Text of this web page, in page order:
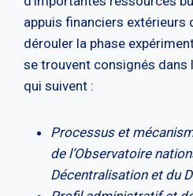
appuis financiers extérieurs
dérouler la phase
se trouvent consignés dans
qui suivent :
Processus et
de l’Observatoire
Décentralisation et du